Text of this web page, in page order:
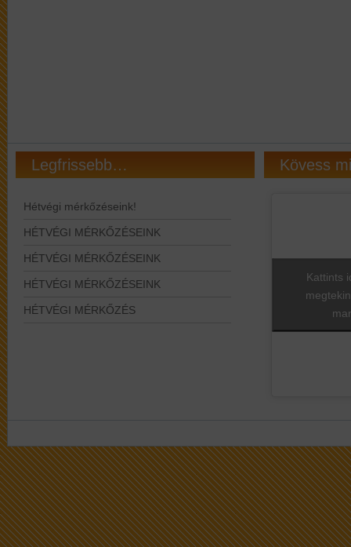
Legfrissebb…
Hétvégi mérkőzéseink!
HÉTVÉGI MÉRKŐZÉSEINK
HÉTVÉGI MÉRKŐZÉSEINK
HÉTVÉGI MÉRKŐZÉSEINK
HÉTVÉGI MÉRKŐZÉS
Kövess
Kattints